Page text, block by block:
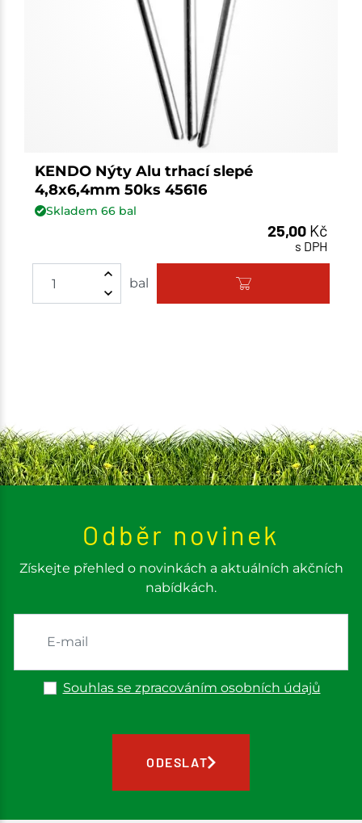
KENDO Nýty Alu trhací slepé
4,8x6,4mm 50ks 45616
Skladem 66bal
25,00 Kč
s DPH
bal
Odběr novinek
Získejte přehled o novinkách a aktuálních akčních
nabídkách.
Souhlas se zpracováním osobních údajů
ODESLAT